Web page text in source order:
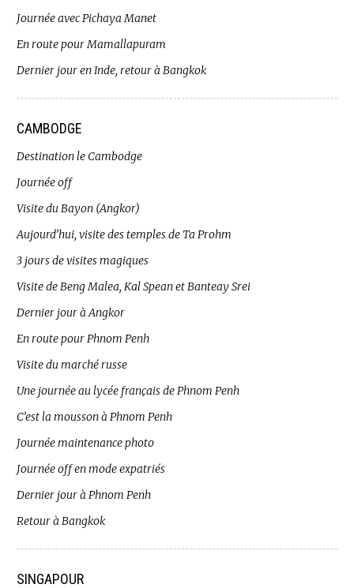
Journée avec Pichaya Manet
En route pour Mamallapuram
Dernier jour en Inde, retour à Bangkok
CAMBODGE
Destination le Cambodge
Journée off
Visite du Bayon (Angkor)
Aujourd’hui, visite des temples de Ta Prohm
3 jours de visites magiques
Visite de Beng Malea, Kal Spean et Banteay Srei
Dernier jour à Angkor
En route pour Phnom Penh
Visite du marché russe
Une journée au lycée français de Phnom Penh
C’est la mousson à Phnom Penh
Journée maintenance photo
Journée off en mode expatriés
Dernier jour à Phnom Penh
Retour à Bangkok
SINGAPOUR